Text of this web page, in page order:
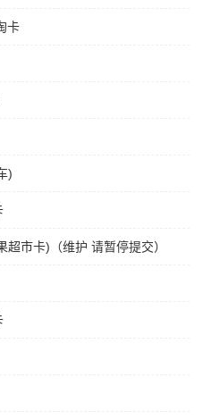
卡
)
市卡)（维护 请暂停提交）